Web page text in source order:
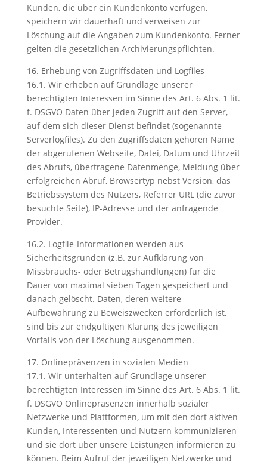
Kunden, die über ein Kundenkonto verfügen,
speichern wir dauerhaft und verweisen zur
Löschung auf die Angaben zum Kundenkonto. Ferner
gelten die gesetzlichen Archivierungspflichten.
16. Erhebung von Zugriffsdaten und Logfiles
16.1. Wir erheben auf Grundlage unserer
berechtigten Interessen im Sinne des Art. 6 Abs. 1 lit.
f. DSGVO Daten über jeden Zugriff auf den Server,
auf dem sich dieser Dienst befindet (sogenannte
Serverlogfiles). Zu den Zugriffsdaten gehören Name
der abgerufenen Webseite, Datei, Datum und Uhrzeit
des Abrufs, übertragene Datenmenge, Meldung über
erfolgreichen Abruf, Browsertyp nebst Version, das
Betriebssystem des Nutzers, Referrer URL (die zuvor
besuchte Seite), IP-Adresse und der anfragende
Provider.
16.2. Logfile-Informationen werden aus
Sicherheitsgründen (z.B. zur Aufklärung von
Missbrauchs- oder Betrugshandlungen) für die
Dauer von maximal sieben Tagen gespeichert und
danach gelöscht. Daten, deren weitere
Aufbewahrung zu Beweiszwecken erforderlich ist,
sind bis zur endgültigen Klärung des jeweiligen
Vorfalls von der Löschung ausgenommen.
17. Onlinepräsenzen in sozialen Medien
17.1. Wir unterhalten auf Grundlage unserer
berechtigten Interessen im Sinne des Art. 6 Abs. 1 lit.
f. DSGVO Onlinepräsenzen innerhalb sozialer
Netzwerke und Plattformen, um mit den dort aktiven
Kunden, Interessenten und Nutzern kommunizieren
und sie dort über unsere Leistungen informieren zu
können. Beim Aufruf der jeweiligen Netzwerke und